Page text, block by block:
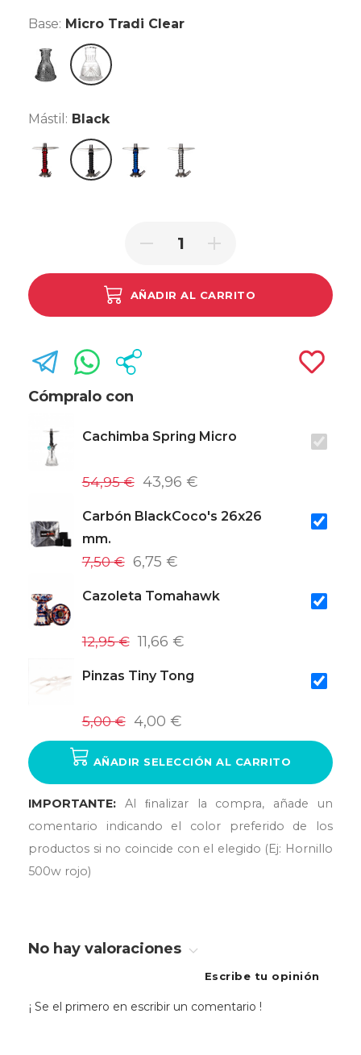
Base: Micro Tradi Clear
Micro tallada smoked
Micro Tradi Clear
Mástil: Black
Red Black Blue Silver
AÑADIR AL CARRITO
Cómpralo con
Cachimba Spring Micro
54,95 € 43,96 €
Carbón BlackCoco's 26x26
mm.
7,50 € 6,75 €
Cazoleta Tomahawk
12,95 € 11,66 €
Pinzas Tiny Tong
5,00 € 4,00 €
AÑADIR SELECCIÓN AL CARRITO
IMPORTANTE: Al ﬁnalizar la compra, añade un
comentario indicando el color preferido de los
productos si no coincide con el elegido (Ej: Hornillo
500w rojo)
No hay valoraciones
Escribe tu opinión
¡ Se el primero en escribir un comentario !